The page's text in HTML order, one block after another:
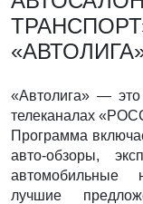
«Автолига» — это
телеканалах
Программа
авто-обзоры,
автомобильные
лучшие